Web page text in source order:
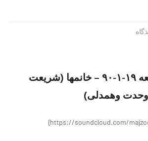
مجلس صبح جمعه ۱۹-۱-۹۰ – خانمها (شریعت
وهمدلی)